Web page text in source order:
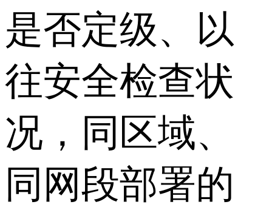
是否定级、以
往安全检查状
况，同区域、
同网段部署的